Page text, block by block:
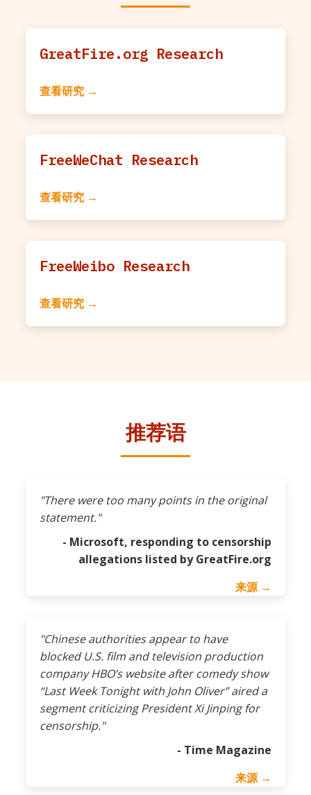
GreatFire.org Research
查看研究 →
FreeWeChat Research
查看研究 →
FreeWeibo Research
查看研究 →
推荐语
"There were too many points in the original
statement."
- Microsoft, responding to censorship
allegations listed by GreatFire.org
来源 →
"Chinese authorities appear to have
blocked U.S. film and television production
company HBO’s website after comedy show
“Last Week Tonight with John Oliver” aired a
segment criticizing President Xi Jinping for
censorship."
- Time Magazine
来源 →